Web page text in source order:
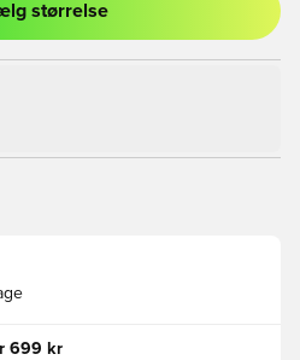
ind eller tilmelde dig som medlem
størrelse
699 kr